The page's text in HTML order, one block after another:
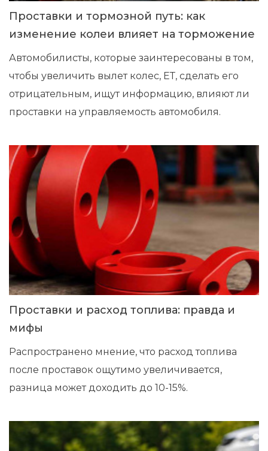
Проставки и тормозной путь: как
изменение колеи влияет на торможение
Автомобилисты, которые заинтересованы в том,
чтобы увеличить вылет колес, ЕТ, сделать его
отрицательным, ищут информацию, влияют ли
проставки на управляемость автомобиля.
Проставки и расход топлива: правда и
мифы
Распространено мнение, что расход топлива
после проставок ощутимо увеличивается,
разница может доходить до 10-15%.